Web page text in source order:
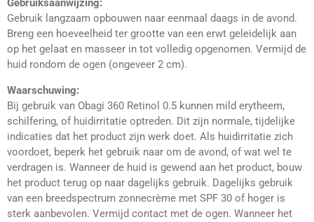
Gebruiksaanwijzing:
Gebruik langzaam opbouwen naar eenmaal daags in de avond.
Breng een hoeveelheid ter grootte van een erwt geleidelijk aan
op het gelaat en masseer in tot volledig opgenomen. Vermijd de
huid rondom de ogen (ongeveer 2 cm).
Waarschuwing:
Bij gebruik van Obagi 360 Retinol 0.5 kunnen mild erytheem,
schilfering, of huidirritatie optreden. Dit zijn normale, tijdelijke
indicaties dat het product zijn werk doet. Als huidirritatie zich
voordoet, beperk het gebruik naar om de avond, of wat wel te
verdragen is. Wanneer de huid is gewend aan het product, bouw
het product terug op naar dagelijks gebruik. Dagelijks gebruik
van een breedspectrum zonnecrème met SPF 30 of hoger is
sterk aanbevolen. Vermijd contact met de ogen. Wanneer het